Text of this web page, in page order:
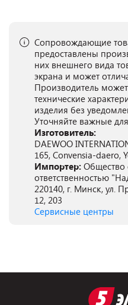
Сопровождающие
предоставлены
них внешнего вида
экрана и может
Производитель
технические
изделия без
Уточняйте важные
Изготовитель:
DAEWOO
165, Convensia-daero,
Импортер: Общество
ответственностью
220140, г. Минск, ул.
12, 203
Сервисные центры